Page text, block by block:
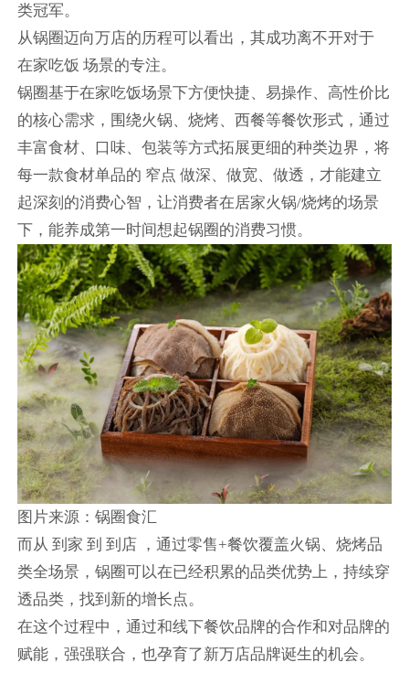
类冠军。
从锅圈迈向万店的历程可以看出，其成功离不开对于
在家吃饭 场景的专注。
锅圈基于在家吃饭场景下方便快捷、易操作、高性价比
的核心需求，围绕火锅、烧烤、西餐等餐饮形式，通过
丰富食材、口味、包装等方式拓展更细的种类边界，将
每一款食材单品的 窄点 做深、做宽、做透，才能建立
起深刻的消费心智，让消费者在居家火锅/烧烤的场景
下，能养成第一时间想起锅圈的消费习惯。
图片来源：锅圈食汇
而从 到家 到 到店 ，通过零售+餐饮覆盖火锅、烧烤品
类全场景，锅圈可以在已经积累的品类优势上，持续穿
透品类，找到新的增长点。
在这个过程中，通过和线下餐饮品牌的合作和对品牌的
赋能，强强联合，也孕育了新万店品牌诞生的机会。